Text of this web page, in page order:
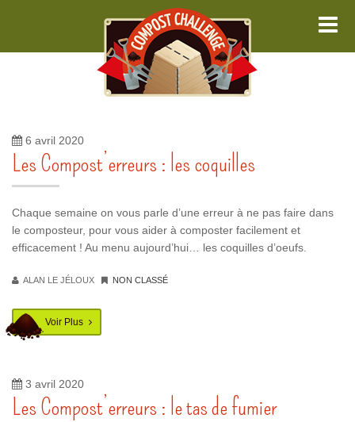
6 avril 2020
Les Compost’erreurs : les coquilles
Chaque semaine on vous parle d’une erreur à ne pas faire dans
le composteur, pour vous aider à composter facilement et
efficacement ! Au menu aujourd’hui… les coquilles d’oeufs.
ALAN LE JÉLOUX NON CLASSÉ
Voir Plus
3 avril 2020
Les Compost’erreurs : le tas de fumier